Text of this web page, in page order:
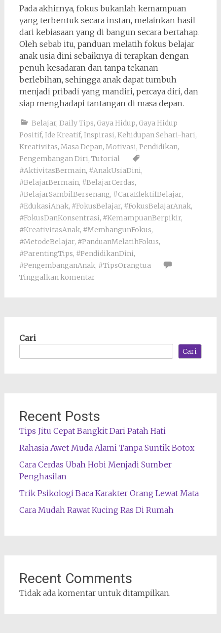
Pada akhirnya, fokus bukanlah kemampuan
yang terbentuk secara instan, melainkan hasil
dari kebiasaan yang di bangun secara bertahap.
Oleh sebab itu, panduan melatih fokus belajar
anak usia dini sebaiknya di terapkan dengan
penuh kesadaran dan tanpa tekanan
berlebihan, sehingga anak dapat tumbuh
menjadi pribadi yang mandiri, percaya diri, dan
siap menghadapi tantangan di masa depan.
Belajar, Daily Tips, Gaya Hidup, Gaya Hidup
Positif, Ide Kreatif, Inspirasi, Kehidupan Sehari-hari,
Kreativitas, Masa Depan, Motivasi, Pendidikan,
Pengembangan Diri, Tutorial
#AktivitasBermain, #AnakUsiaDini,
#BelajarBermain, #BelajarCerdas,
#BelajarSambilBersenang, #CaraEfektifBelajar,
#EdukasiAnak, #FokusBelajar, #FokusBelajarAnak,
#FokusDanKonsentrasi, #KemampuanBerpikir,
#KreativitasAnak, #MembangunFokus,
#MetodeBelajar, #PanduanMelatihFokus,
#ParentingTips, #PendidikanDini,
#PengembanganAnak, #TipsOrangtua
Tinggalkan komentar
Cari
Cari
Recent Posts
Tips Jitu Cepat Bangkit Dari Patah Hati
Rahasia Awet Muda Alami Tanpa Suntik Botox
Cara Cerdas Ubah Hobi Menjadi Sumber
Penghasilan
Trik Psikologi Baca Karakter Orang Lewat Mata
Cara Mudah Rawat Kucing Ras Di Rumah
Recent Comments
Tidak ada komentar untuk ditampilkan.